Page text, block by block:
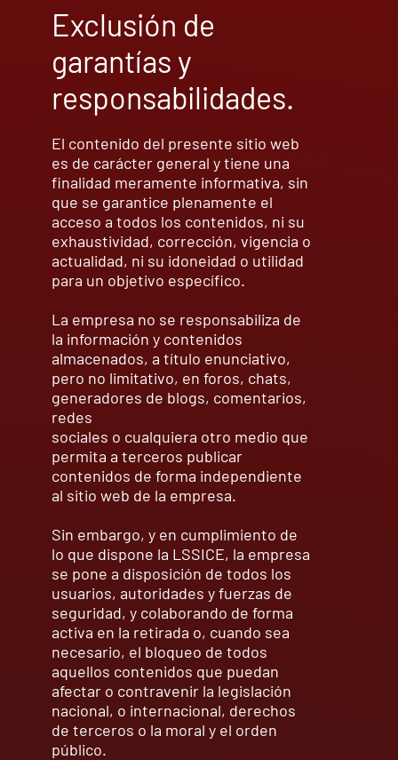
Exclusión de
garantías y
responsabilidades.
El contenido del presente sitio web
es de carácter general y tiene una
finalidad meramente informativa, sin
que se garantice plenamente el
acceso a todos los contenidos, ni su
exhaustividad, corrección, vigencia o
actualidad, ni su idoneidad o utilidad
para un objetivo específico.
La empresa no se responsabiliza de
la información y contenidos
almacenados, a título enunciativo,
pero no limitativo, en foros, chats,
generadores de blogs, comentarios,
redes
sociales o cualquiera otro medio que
permita a terceros publicar
contenidos de forma independiente
al sitio web de la empresa.
Sin embargo, y en cumplimiento de
lo que dispone la LSSICE, la empresa
se pone a disposición de todos los
usuarios, autoridades y fuerzas de
seguridad, y colaborando de forma
activa en la retirada o, cuando sea
necesario, el bloqueo de todos
aquellos contenidos que puedan
afectar o contravenir la legislación
nacional, o internacional, derechos
de terceros o la moral y el orden
público.